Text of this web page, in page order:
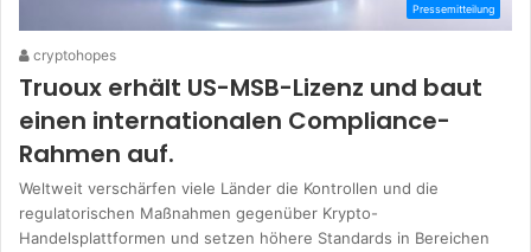
Pressemitteilung
cryptohopes
Truoux erhält US-MSB-Lizenz und baut
einen internationalen Compliance-
Rahmen auf.
Weltweit verschärfen viele Länder die Kontrollen und die
regulatorischen Maßnahmen gegenüber Krypto-
Handelsplattformen und setzen höhere Standards in Bereichen